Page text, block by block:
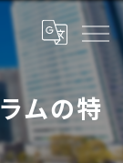
ムの特